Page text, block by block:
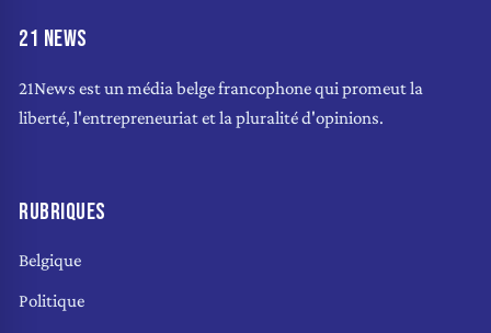
21 NEWS
21News est un média belge francophone qui promeut la
liberté, l'entrepreneuriat et la pluralité d'opinions.
RUBRIQUES
Belgique
Politique